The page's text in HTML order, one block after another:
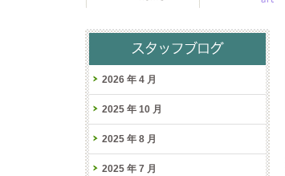
2026 年 4 月
2025 年 10 月
2025 年 8 月
2025 年 7 月